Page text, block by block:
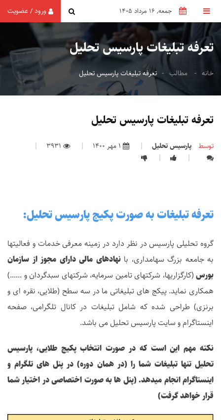
جمعه, 16 مرداد 1405 ورود/عضویت
تعرفه تبلیغات پارسیس تحلیل
خانه مطالب تعرفه تبلیغات پارسیس تحلیل
تعرفه تبلیغات پارسیس تحلیل
توسط پارسیس تحلیل
تعرفه تبلیغات به صورت پکیج پارسیس تحلیل:
گروه تحلیلی پارسیس در نظر دارد در زمینه معرفی خدمات و فعالیتها
به جامعه بزرگ سهامداری، بانهادهای مالی دارای مجوز از سازمان
بورس (کارگزاریها، شرکتهای تامین سرمایه، شرکتهای سبدگردان و ......)
همکاری نماید. پیکج های تبلیغاتی ما در سه سطح (طلایی، نقره ای و
برنزی) طراحی شده که شامل تبلیغات در کانال تلگرامی، صفحه
اینستاگرام و سایت پارسیس تحلیل می باشد.
نکته مهم این است که در صورت انتخاب پکیج طلایی، پارسیس
تحلیل تنها تبلیغات شما را (در همان دوره) در پنل های تلگرام و
اینستاگرام انجام میدهد. (پنل ها به صورت اختصاصی در اختیار شما
قرار خواهد گرفت)